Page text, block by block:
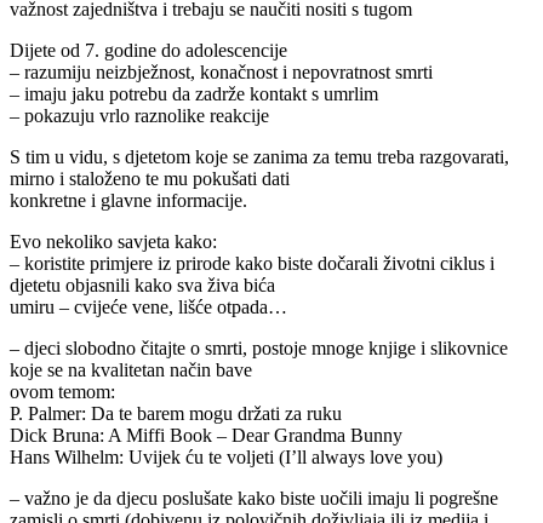
važnost zajedništva i trebaju se naučiti nositi s tugom
Dijete od 7. godine do adolescencije
– razumiju neizbježnost, konačnost i nepovratnost smrti
– imaju jaku potrebu da zadrže kontakt s umrlim
– pokazuju vrlo raznolike reakcije
S tim u vidu, s djetetom koje se zanima za temu treba razgovarati,
mirno i staloženo te mu pokušati dati
konkretne i glavne informacije.
Evo nekoliko savjeta kako:
– koristite primjere iz prirode kako biste dočarali životni ciklus i
djetetu objasnili kako sva živa bića
umiru – cvijeće vene, lišće otpada…
– djeci slobodno čitajte o smrti, postoje mnoge knjige i slikovnice
koje se na kvalitetan način bave
ovom temom:
P. Palmer: Da te barem mogu držati za ruku
Dick Bruna: A Miffi Book – Dear Grandma Bunny
Hans Wilhelm: Uvijek ću te voljeti (I’ll always love you)
– važno je da djecu poslušate kako biste uočili imaju li pogrešne